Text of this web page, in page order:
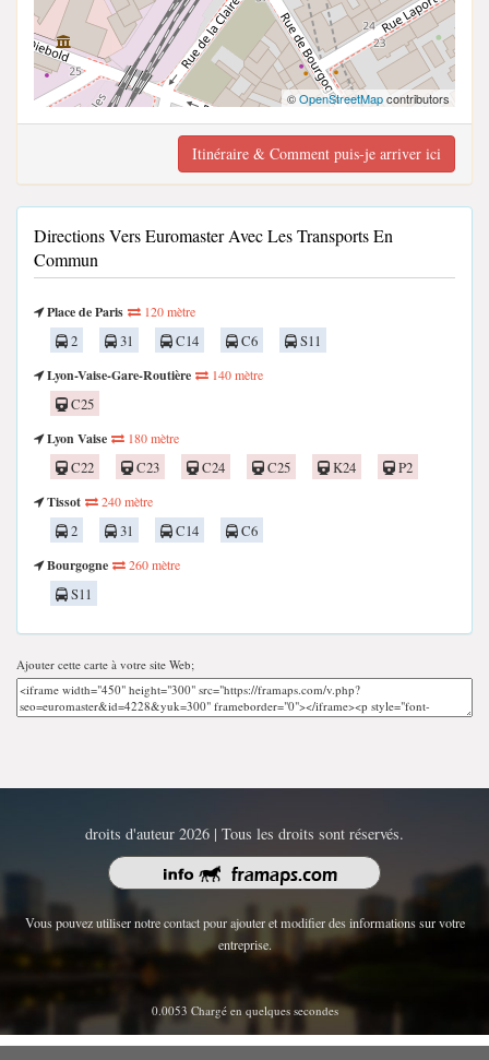
©OpenStreetMapcontributors
Itinéraire & Comment puis-je arriver ici
Directions Vers Euromaster Avec Les Transports En
Commun
Place de Paris 120 mètre
2 31 C14 C6
S11
Lyon-Vaise-Gare-Routière
140 mètre
C25
Lyon Vaise
180 mètre
C22 C23 C24 C25 K24
P2
Tissot
240 mètre
2 31 C14
C6
Bourgogne
260 mètre
S11
Ajouter cette carte à votre site Web;
droits d'auteur 2026 | Tous les droits sont réservés.
Vous pouvez utiliser notre contact pour ajouter et modifier des informations sur votre
entreprise.
0.0053 Chargé en quelques secondes